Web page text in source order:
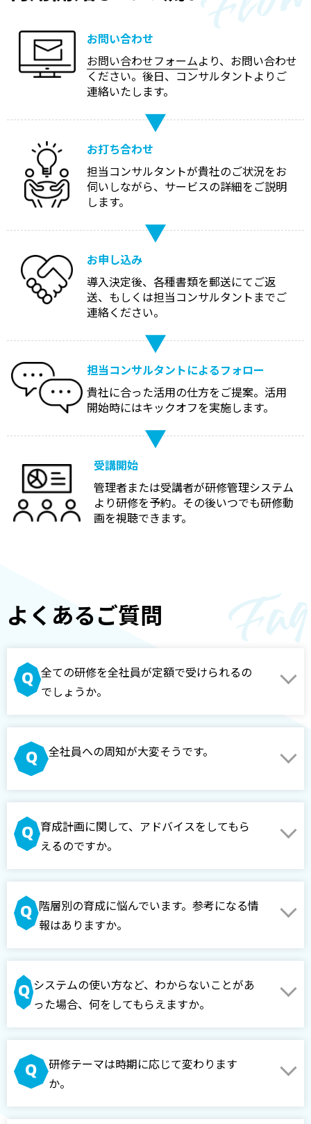
お問い合わせ
お問い合わせフォームより、お問い合わせ
ください。後日、コンサルタントよりご
連絡いたします。
お打ち合わせ
担当コンサルタントが貴社のご状況をお
伺いしながら、サービスの詳細をご説明
します。
お申し込み
導入決定後、各種書類を郵送にてご返
送、もしくは担当コンサルタントまでご
連絡ください。
担当コンサルタントによるフォロー
貴社に合った活用の仕方をご提案。活用
開始時にはキックオフを実施します。
受講開始
管理者または受講者が研修管理システム
より研修を予約。その後いつでも研修動
画を視聴できます。
よくあるご質問
全ての研修を全社員が定額で受けられるの
でしょうか。
全社員への周知が大変そうです。
育成計画に関して、アドバイスをしてもら
えるのですか。
階層別の育成に悩んでいます。参考になる情
報はありますか。
システムの使い方など、わからないことがあ
った場合、何をしてもらえますか。
研修テーマは時期に応じて変わります
か。